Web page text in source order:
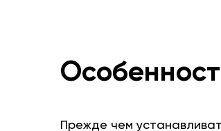
Прежде чем